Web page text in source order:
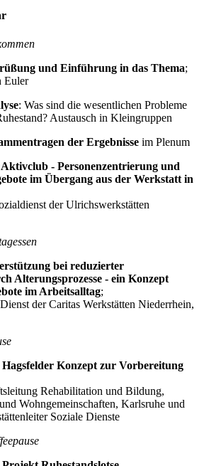
und Einführung in das Thema;
Euler
: Was sind die wesentlichen Probleme
Austausch in Kleingruppen
der Ergebnisse im Plenum
- Personenzentrierung und
im Übergang aus der Werkstatt in
der Ulrichswerkstätten
bei reduzierter
Alterungsprozesse - ein Konzept
im Arbeitsalltag;
der Caritas Werkstätten Niederrhein,
Hagsfelder Konzept zur Vorbereitung
Rehabilitation und Bildung,
Wohngemeinschaften, Karlsruhe und
Soziale Dienste